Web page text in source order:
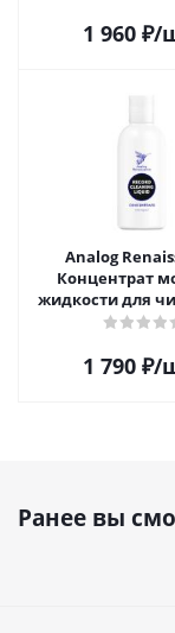
1 960₽/
Analog
Концентрат
жидкости для
мл)
1 790₽/
Ранее вы